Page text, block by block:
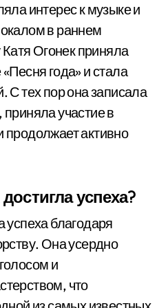
интерес к музыке и
в раннем
Катя Огонек приняла
года» и стала
С тех пор она записала
участие в
активно
успеха?
успеха благодаря
Она усердно
и
что